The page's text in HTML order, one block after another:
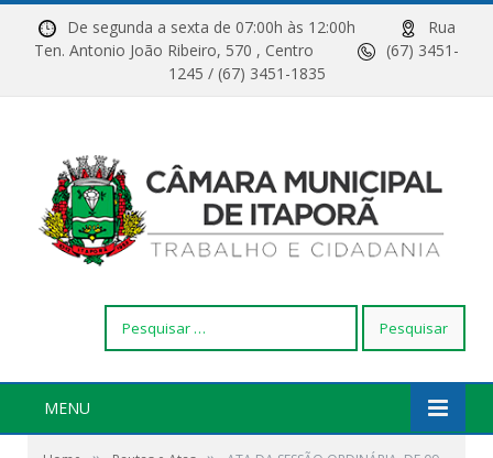
De segunda a sexta de 07:00h às 12:00h
Rua
Ten. Antonio João Ribeiro, 570 , Centro
(67) 3451-
1245 / (67) 3451-1835
por:
MENU